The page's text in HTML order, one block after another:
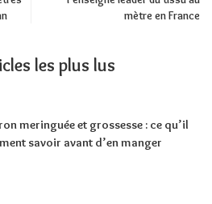
mètre en France
les plus lus
meringuée et grossesse : ce qu’il
savoir avant d’en manger